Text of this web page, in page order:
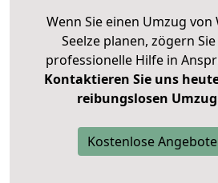
Wenn Sie einen Umzug
Seelze planen, zögern
professionelle Hilfe in
Kontaktieren Sie uns
reibungslosen Umzug
Kostenlose